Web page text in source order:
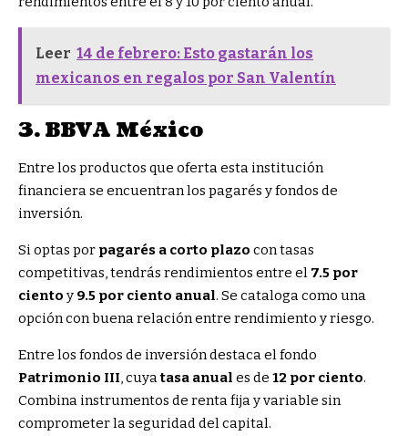
Leer 14 de febrero: Esto gastarán los
mexicanos en regalos por San Valentín
3. BBVA México
Entre los productos que oferta esta institución
financiera se encuentran los pagarés y fondos de
inversión.
Si optas por pagarés a corto plazo con tasas
competitivas, tendrás rendimientos entre el 7.5 por
ciento y 9.5 por ciento anual. Se cataloga como una
opción con buena relación entre rendimiento y riesgo.
Entre los fondos de inversión destaca el fondo
Patrimonio III, cuyatasa anual es de 12 por ciento.
Combina instrumentos de renta fija y variable sin
comprometer la seguridad del capital.